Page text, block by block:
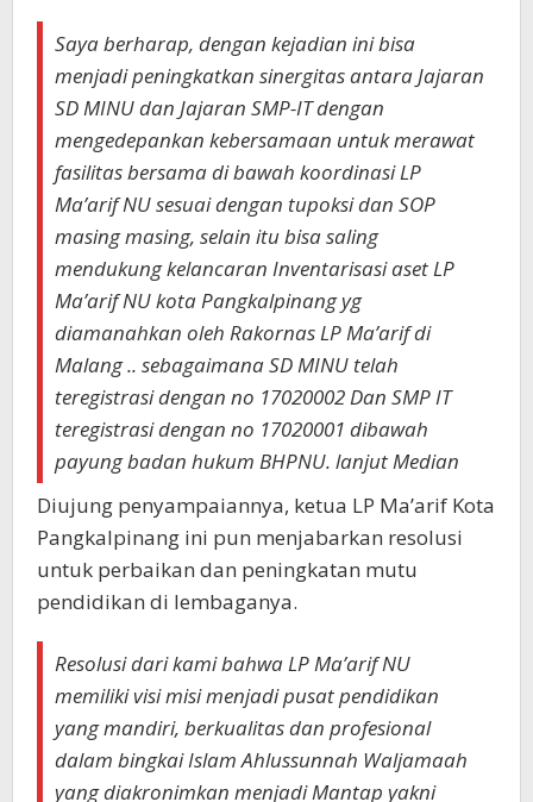
Saya berharap, dengan kejadian ini bisa
menjadi peningkatkan sinergitas antara Jajaran
SD MINU dan Jajaran SMP-IT dengan
mengedepankan kebersamaan untuk merawat
fasilitas bersama di bawah koordinasi LP
Ma’arif NU sesuai dengan tupoksi dan SOP
masing masing, selain itu bisa saling
mendukung kelancaran Inventarisasi aset LP
Ma’arif NU kota Pangkalpinang yg
diamanahkan oleh Rakornas LP Ma’arif di
Malang .. sebagaimana SD MINU telah
teregistrasi dengan no 17020002 Dan SMP IT
teregistrasi dengan no 17020001 dibawah
payung badan hukum BHPNU. lanjut Median
Diujung penyampaiannya, ketua LP Ma’arif Kota
Pangkalpinang ini pun menjabarkan resolusi
untuk perbaikan dan peningkatan mutu
pendidikan di lembaganya.
Resolusi dari kami bahwa LP Ma’arif NU
memiliki visi misi menjadi pusat pendidikan
yang mandiri, berkualitas dan profesional
dalam bingkai Islam Ahlussunnah Waljamaah
yang diakronimkan menjadi Mantap yakni